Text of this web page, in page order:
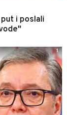
i poslali
1